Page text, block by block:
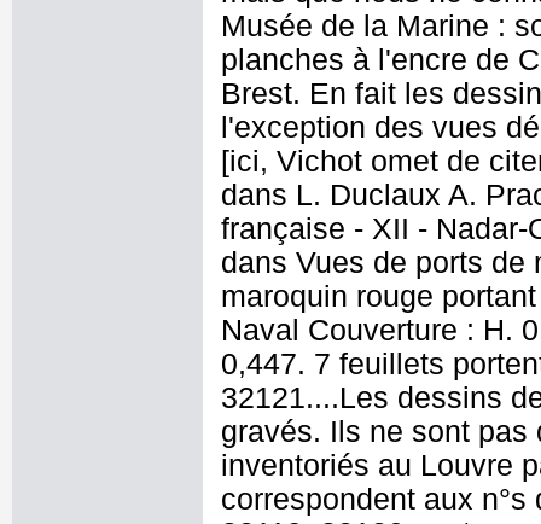
Musée de la Marine :
planches à l'encre de
Brest. En fait les
l'exception des vues
[ici, Vichot omet de
dans L. Duclaux A.
française - XII -
dans Vues de ports de
maroquin rouge
Naval Couverture : H.
0,447. 7 feuillets
32121....Les dessins
gravés. Ils ne sont
inventoriés au Louvre
correspondent aux n°s